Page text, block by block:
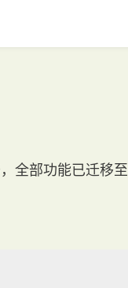
全部功能已迁移至